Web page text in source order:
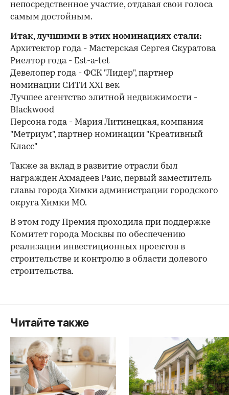
непосредственное участие, отдавая свои голоса
самым достойным.
Итак, лучшими в этих номинациях стали:
Архитектор года - Мастерская Сергея Скуратова
Риелтор года - Est-a-tet
Девелопер года - ФСК "Лидер", партнер
номинации СИТИ XXI век
Лучшее агентство элитной недвижимости -
Blackwood
Персона года - Мария Литинецкая, компания
"Метриум", партнер номинации "Креативный
Класс"
Также за вклад в развитие отрасли был
награжден Ахмадеев Раис, первый заместитель
главы города Химки администрации городского
округа Химки МО.
В этом году Премия проходила при поддержке
Комитет города Москвы по обеспечению
реализации инвестиционных проектов в
строительстве и контролю в области долевого
строительства.
Читайте также